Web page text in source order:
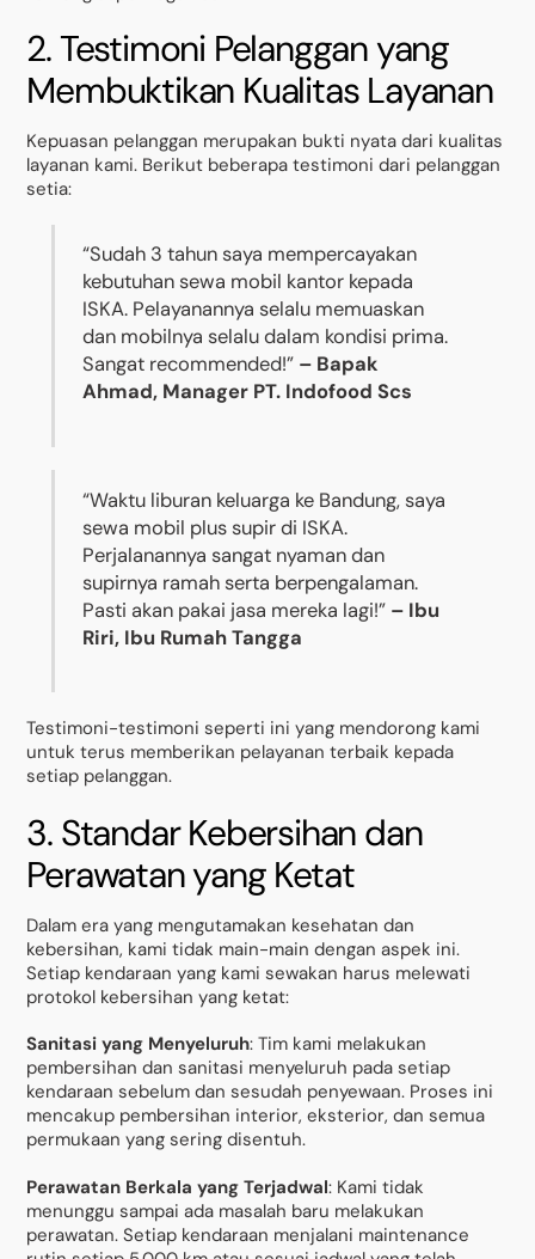
2. Testimoni Pelanggan yang
Membuktikan Kualitas Layanan
Kepuasan pelanggan merupakan bukti nyata dari kualitas
layanan kami. Berikut beberapa testimoni dari pelanggan
setia:
“Sudah 3 tahun saya mempercayakan
kebutuhan sewa mobil kantor kepada
ISKA. Pelayanannya selalu memuaskan
dan mobilnya selalu dalam kondisi prima.
Sangat recommended!” – Bapak
Ahmad, Manager PT. Indofood Scs
“Waktu liburan keluarga ke Bandung, saya
sewa mobil plus supir di ISKA.
Perjalanannya sangat nyaman dan
supirnya ramah serta berpengalaman.
Pasti akan pakai jasa mereka lagi!” – Ibu
Riri, Ibu Rumah Tangga
Testimoni-testimoni seperti ini yang mendorong kami
untuk terus memberikan pelayanan terbaik kepada
setiap pelanggan.
3. Standar Kebersihan dan
Perawatan yang Ketat
Dalam era yang mengutamakan kesehatan dan
kebersihan, kami tidak main-main dengan aspek ini.
Setiap kendaraan yang kami sewakan harus melewati
protokol kebersihan yang ketat:
Sanitasi yang Menyeluruh: Tim kami melakukan
pembersihan dan sanitasi menyeluruh pada setiap
kendaraan sebelum dan sesudah penyewaan. Proses ini
mencakup pembersihan interior, eksterior, dan semua
permukaan yang sering disentuh.
Perawatan Berkala yang Terjadwal: Kami tidak
menunggu sampai ada masalah baru melakukan
perawatan. Setiap kendaraan menjalani maintenance